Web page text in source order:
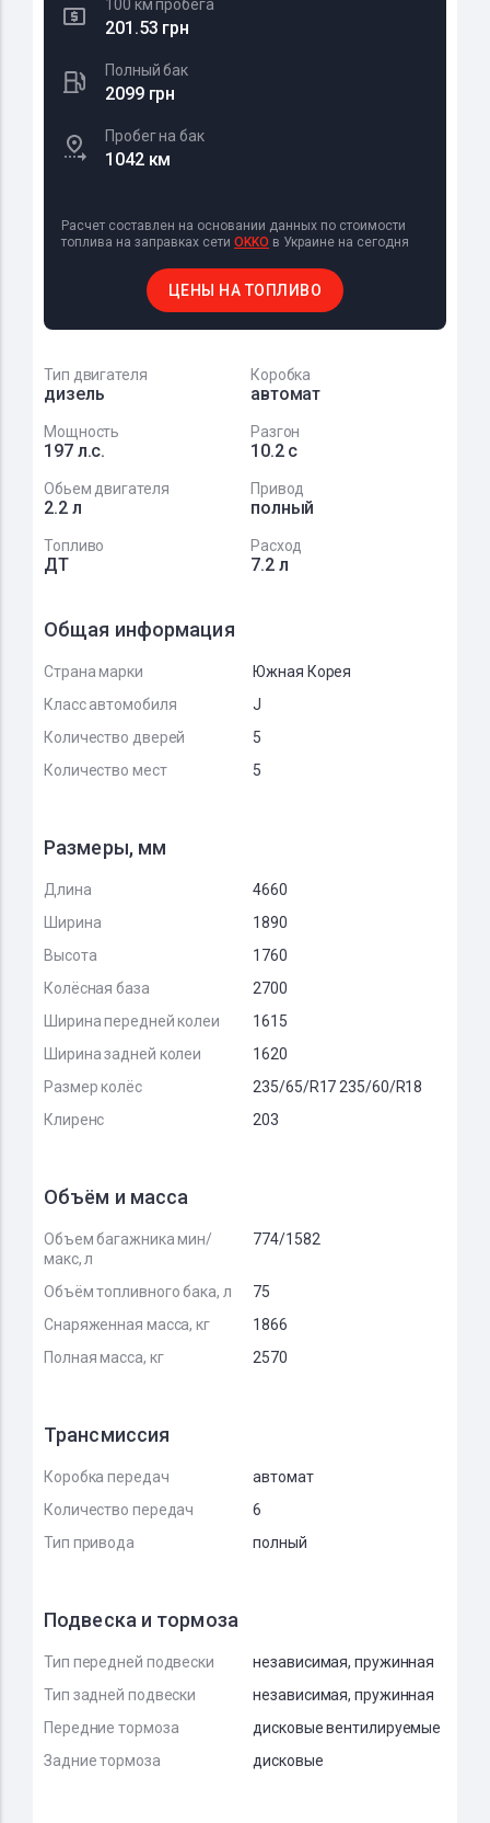
100 км пробега
201.53 грн
Полный бак
2099 грн
Пробег на бак
1042 км
Расчет составлен на основании данных по стоимости
топлива на заправках сети OKKO в Украине на сегодня
ЦЕНЫ НА ТОПЛИВО
Тип двигателя
дизель
Коробка
автомат
Мощность
197 л.с.
Разгон
10.2 с
Обьем двигателя
2.2 л
Привод
полный
Топливо
ДТ
Расход
7.2 л
Общая информация
Страна марки
Южная Корея
Класс автомобиля
J
Количество дверей
5
Количество мест
5
Размеры, мм
Длина
4660
Ширина
1890
Высота
1760
Колёсная база
2700
Ширина передней колеи
1615
Ширина задней колеи
1620
Размер колёс
235/65/R17 235/60/R18
Клиренс
203
Объём и масса
Объем багажника мин/
макс, л
774/1582
Объём топливного бака, л
75
Снаряженная масса, кг
1866
Полная масса, кг
2570
Трансмиссия
Коробка передач
автомат
Количество передач
6
Тип привода
полный
Подвеска и тормоза
Тип передней подвески
независимая, пружинная
Тип задней подвески
независимая, пружинная
Передние тормоза
дисковые вентилируемые
Задние тормоза
дисковые